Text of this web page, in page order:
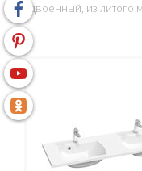
сдвоенный, из